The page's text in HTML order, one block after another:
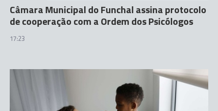
Câmara Municipal do Funchal assina protocolo
de cooperação com a Ordem dos Psicólogos
17:23